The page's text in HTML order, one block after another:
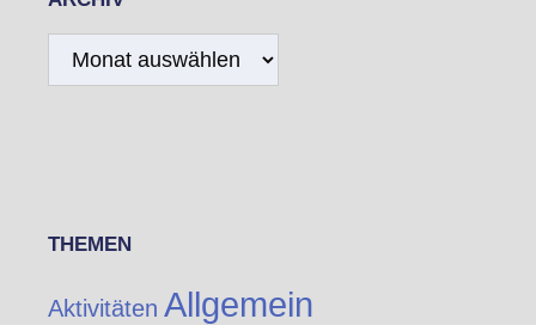
Archiv
THEMEN
Aktivitäten Allgemein